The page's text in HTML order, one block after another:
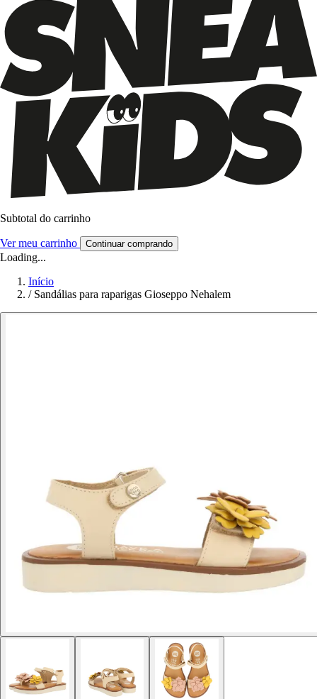
Subtotal do carrinho
Ver meu carrinho Continuar comprando
Loading...
Início
/ Sandálias para raparigas Gioseppo Nehalem